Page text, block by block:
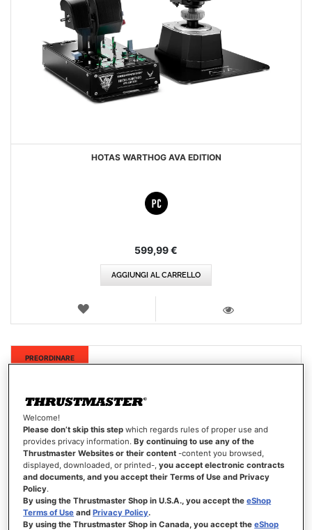
HOTAS WARTHOG AVA EDITION
599,99 €
AGGIUNGI AL CARRELLO
LISTA
Nuovo
PREORDINARE
Welcome!
Please don’t skip this step which regards rules of proper use and
provides privacy information.By continuing to use any of the
Thrustmaster Websites or their content -content you browsed,
displayed, downloaded, or printed-,you accept electronic contracts
and documents, and you accept their Terms of Use and Privacy
Policy.
By using the Thrustmaster Shop in U.S.A., you accept theeShop
Terms of Use andPrivacy Policy.
By using the Thrustmaster Shop in Canada, you accept theeShop